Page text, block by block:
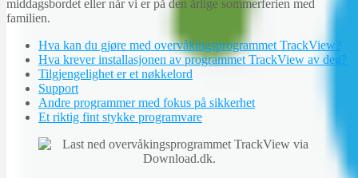
middagsbordet eller når vi er på den årlige sommerferien med
familien.
Hva kan du gjøre med overvåkingsprogrammet TrackView?
Hva krever installasjonen av programmet TrackView av deg?
Tilgjengelighet er et nøkkelord
Support
Andre programmer med fokus på sikkerhet
Et riktig fint stykke programvare